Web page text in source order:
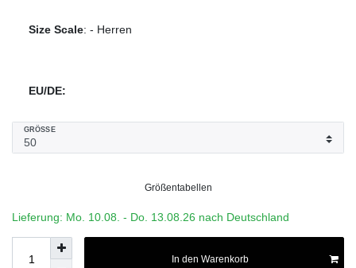
Size Scale: - Herren
EU/DE:
GRÖSSE
Größentabellen
Lieferung: Mo. 10.08. - Do. 13.08.26 nach Deutschland
In den Warenkorb